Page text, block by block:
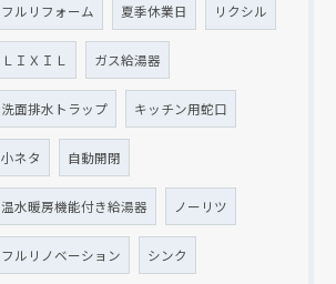
フルリフォーム 夏季休業日 リクシル
ＬＩＸＩＬ ガス給湯器
洗面排水トラップ キッチン用蛇口
小ネタ 自動開閉
温水暖房機能付き給湯器 ノーリツ
フルリノベーション シンク